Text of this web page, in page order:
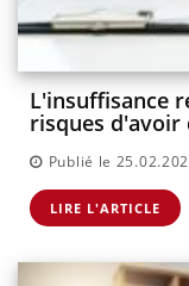
L'insuffisance
risques d'avoir
Publié le
LIRE L'ARTICLE